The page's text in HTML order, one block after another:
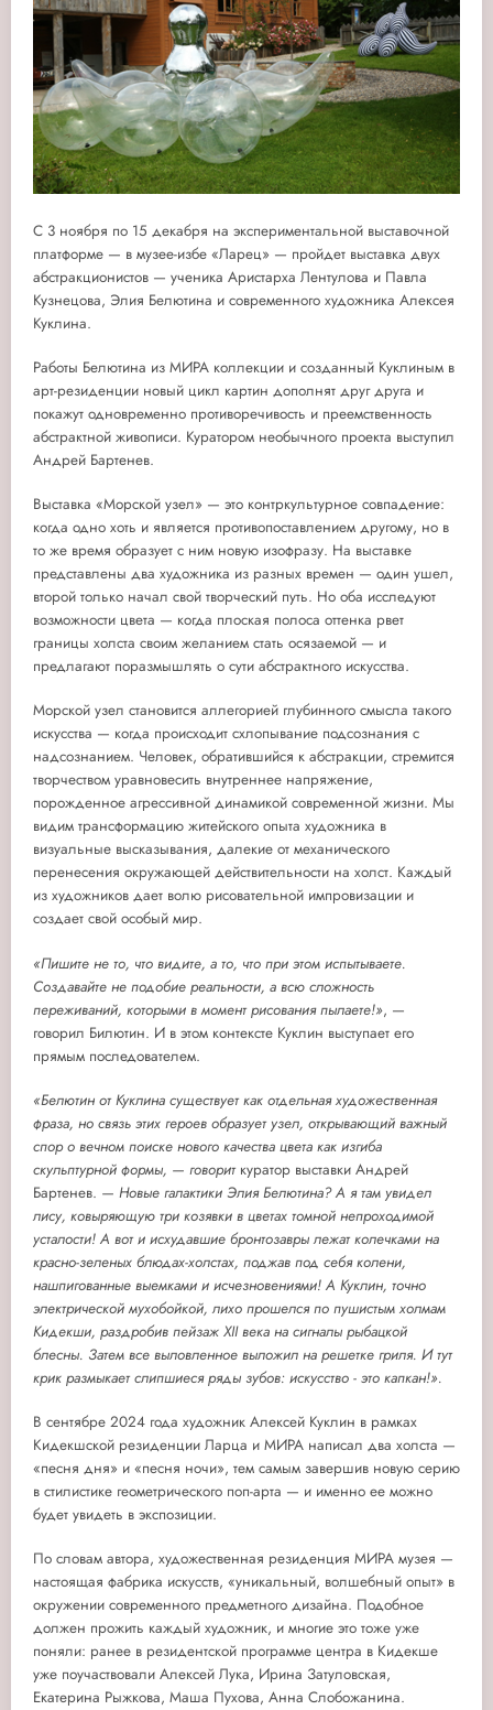
С 3 ноября по 15 декабря на экспериментальной выставочной
платформе — в музее-избе «Ларец» — пройдет выставка двух
абстракционистов — ученика Аристарха Лентулова и Павла
Кузнецова, Элия Белютина и современного художника Алексея
Куклина.
Работы Белютина из МИРА коллекции и созданный Куклиным в
арт-резиденции новый цикл картин дополнят друг друга и
покажут одновременно противоречивость и преемственность
абстрактной живописи. Куратором необычного проекта выступил
Андрей Бартенев.
Выставка «Морской узел» — это контркультурное совпадение:
когда одно хоть и является противопоставлением другому, но в
то же время образует с ним новую изофразу. На выставке
представлены два художника из разных времен — один ушел,
второй только начал свой творческий путь. Но оба исследуют
возможности цвета — когда плоская полоса оттенка рвет
границы холста своим желанием стать осязаемой — и
предлагают поразмышлять о сути абстрактного искусства.
Морской узел становится аллегорией глубинного смысла такого
искусства — когда происходит схлопывание подсознания с
надсознанием. Человек, обратившийся к абстракции, стремится
творчеством уравновесить внутреннее напряжение,
порожденное агрессивной динамикой современной жизни. Мы
видим трансформацию житейского опыта художника в
визуальные высказывания, далекие от механического
перенесения окружающей действительности на холст. Каждый
из художников дает волю рисовательной импровизации и
создает свой особый мир.
«Пишите не то, что видите, а то, что при этом испытываете.
Создавайте не подобие реальности, а всю сложность
переживаний, которыми в момент рисования пылаете!», —
говорил Билютин. И в этом контексте Куклин выступает его
прямым последователем.
«Белютин от Куклина существует как отдельная художественная
фраза, но связь этих героев образует узел, открывающий важный
спор о вечном поиске нового качества цвета как изгиба
скульптурной формы, — говорит куратор выставки Андрей
Бартенев. — Новые галактики Элия Белютина? А я там увидел
лису, ковыряющую три козявки в цветах томной непроходимой
усталости! А вот и исхудавшие бронтозавры лежат колечками на
красно-зеленых блюдах-холстах, поджав под себя колени,
нашпигованные выемками и исчезновениями! А Куклин, точно
электрической мухобойкой, лихо прошелся по пушистым холмам
Кидекши, раздробив пейзаж XII века на сигналы рыбацкой
блесны. Затем все выловленное выложил на решетке гриля. И тут
крик размыкает слипшиеся ряды зубов: искусство - это капкан!».
В сентябре 2024 года художник Алексей Куклин в рамках
Кидекшской резиденции Ларца и МИРА написал два холста —
«песня дня» и «песня ночи», тем самым завершив новую серию
в стилистике геометрического поп-арта — и именно ее можно
будет увидеть в экспозиции.
По словам автора, художественная резиденция МИРА музея —
настоящая фабрика искусств, «уникальный, волшебный опыт» в
окружении современного предметного дизайна. Подобное
должен прожить каждый художник, и многие это тоже уже
поняли: ранее в резидентской программе центра в Кидекше
уже поучаствовали Алексей Лука, Ирина Затуловская,
Екатерина Рыжкова, Маша Пухова, Анна Слобожанина.